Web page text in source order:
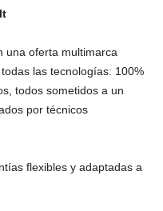
una oferta multimarca
las tecnologías: 100%
todos sometidos a un
por técnicos
flexibles y adaptadas a